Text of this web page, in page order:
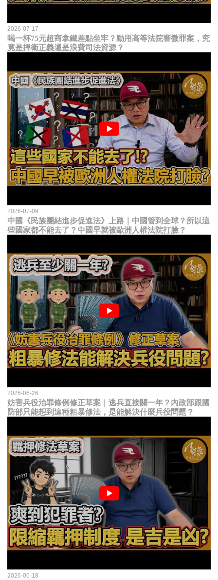
2026-07-17
喝一杯75元超商拿鐵差點坐牢？動用高等法院審微罪案，究
竟是捍衛正義還是浪費司法資源？
2026-07-09
中國《民族團結進步促進法》上路｜中國管到全球？所以這
些國家都不能去了？中國早就被歐洲人權法院打臉？
2026-06-26
妨害兵役治罪條例修正草案｜逃兵直接關一年？內政部跟國
防部只能想到這種粗暴修法，是能解決什麼兵役問題？
2026-06-18